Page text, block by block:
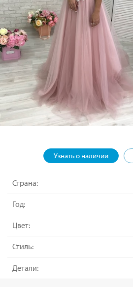
Узнать о наличии
Страна:
Год:
Цвет:
Стиль:
Детали: